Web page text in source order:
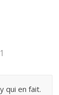
qui en fait.